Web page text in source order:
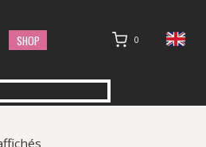
SHOP 0
Trié